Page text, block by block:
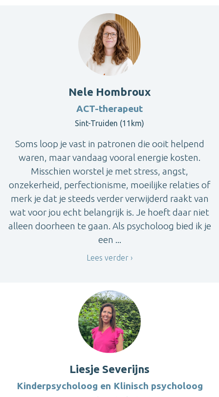
Nele Hombroux
ACT-therapeut
Sint-Truiden (11km)
Soms loop je vast in patronen die ooit helpend
waren, maar vandaag vooral energie kosten.
Misschien worstel je met stress, angst,
onzekerheid, perfectionisme, moeilijke relaties of
merk je dat je steeds verder verwijderd raakt van
wat voor jou echt belangrijk is. Je hoeft daar niet
alleen doorheen te gaan. Als psycholoog bied ik je
een ...
Lees verder
Liesje Severijns
Kinderpsycholoog en Klinisch psycholoog